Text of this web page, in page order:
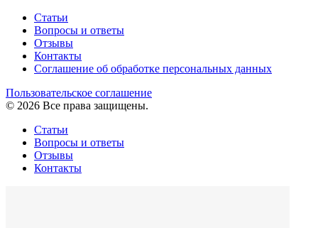
Статьи
Вопросы и ответы
Отзывы
Контакты
Cоглашение об обработке персональных данных
Пользовательское соглашение
© 2026 Все права защищены.
Статьи
Вопросы и ответы
Отзывы
Контакты